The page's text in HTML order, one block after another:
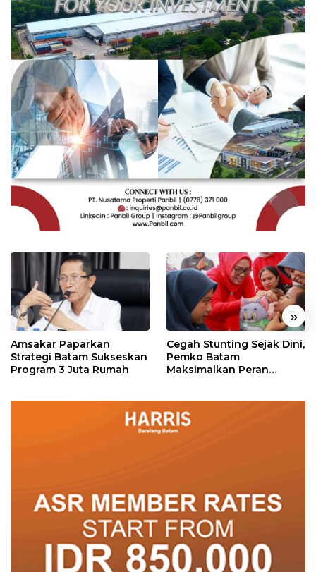
« »
Amsakar Paparkan
Strategi Batam Sukseskan
Program 3 Juta Rumah
Cegah Stunting Sejak Dini,
Pemko Batam
Maksimalkan Peran